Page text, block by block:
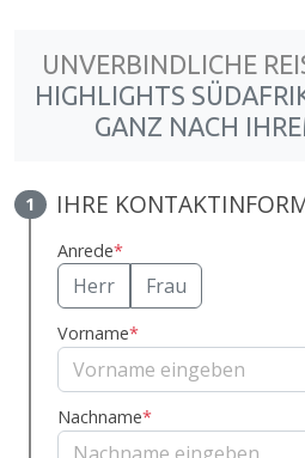
UNVERBINDLICHE
HIGHLIGHTS
GANZ NACH
1 IHRE
Anrede*
Herr Frau
Vorname*
Nachname*